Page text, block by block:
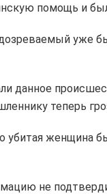
помощь и
уже
данное
теперь
убитая женщина
не